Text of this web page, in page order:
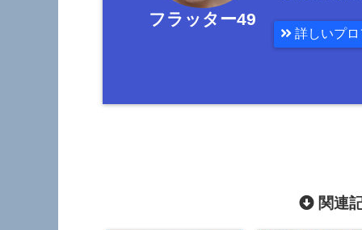
フラッター49
詳しいプ
関連